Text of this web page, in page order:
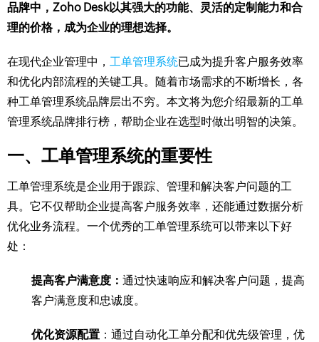
品牌中，Zoho Desk以其强大的功能、灵活的定制能力和合
理的价格，成为企业的理想选择。
在现代企业管理中， 工单管理系统已成为提升客户服务效率
和优化内部流程的关键工具。随着市场需求的不断增长，各
种工单管理系统品牌层出不穷。本文将为您介绍最新的工单
管理系统品牌排行榜，帮助企业在选型时做出明智的决策。
一、工单管理系统的重要性
工单管理系统是企业用于跟踪、管理和解决客户问题的工
具。它不仅帮助企业提高客户服务效率，还能通过数据分析
优化业务流程。一个优秀的工单管理系统可以带来以下好
处：
提高客户满意度： 通过快速响应和解决客户问题，提高
客户满意度和忠诚度。
优化资源配置 ：通过自动化工单分配和优先级管理，优